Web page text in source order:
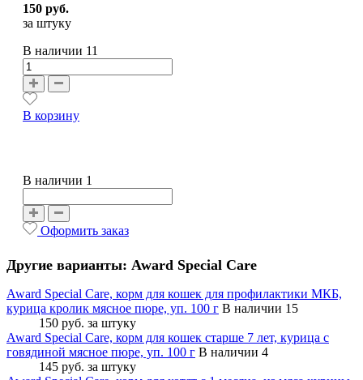
150 руб.
за штуку
В наличии 11
В корзину
В наличии 1
Оформить заказ
Другие варианты: Award Special Care
Award Special Care, корм для кошек для профилактики МКБ,
курица кролик мясное пюре, уп. 100 г В наличии 15
150 руб. за штуку
Award Special Care, корм для кошек старше 7 лет, курица с
говядиной мясное пюре, уп. 100 г В наличии 4
145 руб. за штуку